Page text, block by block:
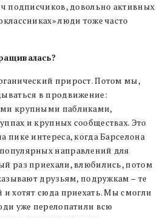
подписчиков, довольно активных
люди тоже часто
прирост. Потом мы,
в продвижение:
крупными пабликами,
и крупных сообществах. Это
пике интереса, когда Барселона
направлений для
раз приехали, влюбились, потом
друзьям, подружкам – те
и хотят сюда приехать. Мы смогли
уже перелопатили всю